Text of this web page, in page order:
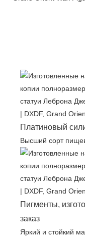
Платиновый
Высший сорт
Пигменты,
заказ
Яркий и стойкий